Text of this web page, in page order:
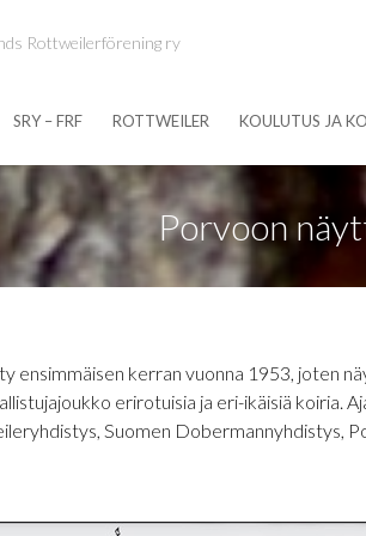
Rottweilerförening ry
SRY – FRF ROTTWEILER KOULUTUS JA
Porvoon
kerran vuonna 1953, joten
erirotuisia ja eri-ikäisiä koiria.
Suomen Dobermannyhdistys,